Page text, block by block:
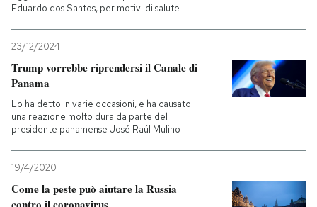
Eduardo dos Santos, per motivi di salute
23/12/2024
Trump vorrebbe riprendersi il Canale di
Panama
Lo ha detto in varie occasioni, e ha causato
una reazione molto dura da parte del
presidente panamense José Raúl Mulino
19/4/2020
Come la peste può aiutare la Russia